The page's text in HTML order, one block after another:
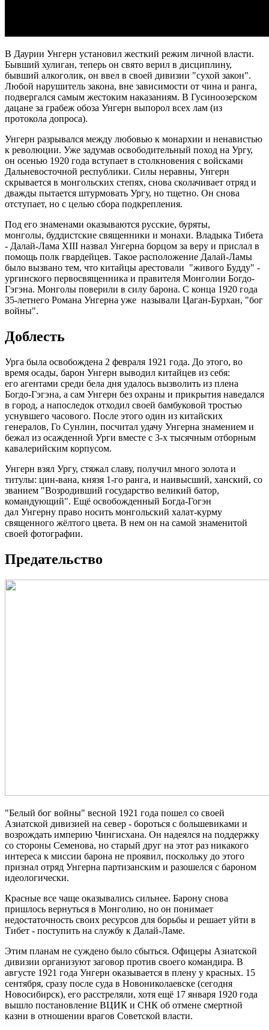
В Даурии Унгерн установил жесткий режим личной власти.
Бывший хулиган, теперь он свято верил в дисциплину,
бывший алкоголик, он ввел в своей дивизии "сухой закон".
Любой нарушитель закона, вне зависимости от чина и ранга,
подвергался самым жестоким наказаниям. В Гусиноозерском
дацане за грабеж обоза Унгерн выпорол всех лам (из
протокола допроса).
Унгерн разрывался между любовью к монархии и ненавистью
к революции. Уже задумав освободительный поход на Ургу,
он осенью 1920 года вступает в столкновения с войсками
Дальневосточной республики. Силы неравны, Унгерн
скрывается в монгольских степях, снова сколачивает отряд и
дважды пытается штурмовать Ургу, но тщетно. Он снова
отступает, но с целью сбора подкрепления.
Под его знаменами оказываются русские, буряты,
монголы, буддистские священники и монахи. Владыка Тибета
- Далай-Лама XIII назвал Унгерна борцом за веру и прислал в
помощь полк гвардейцев. Такое расположение Далай-Ламы
было вызвано тем, что китайцы арестовали "живого Будду" -
ургинского первосвященника и правителя Монголии Богдо-
Гэгэна. Монголы поверили в силу барона. С конца 1920 года
35-летнего Романа Унгерна уже называли Цаган-Бурхан, "бог
войны".
Доблесть
Урга была освобождена 2 февраля 1921 года. До этого, во
время осады, барон Унгерн выводил китайцев из себя:
его агентами среди бела дня удалось вызволить из плена
Богдо-Гэгэна, а сам Унгерн без охраны и прикрытия наведался
в город, а напоследок отходил своей бамбуковой тростью
уснувшего часового. После этого один из китайских
генералов, Го Сунлин, посчитал удачу Унгерна знамением и
бежал из осажденной Урги вместе с 3-х тысячным отборным
кавалерийским корпусом.
Унгерн взял Ургу, стяжал славу, получил много золота и
титулы: цин-вана, князя 1-го ранга, и наивысший, ханский, со
званием "Возродивший государство великий батор,
командующий". Ещё освобожденный Богда-Гогэн
дал Унгерну право носить монгольский халат-курму
священного жёлтого цвета. В нем он на самой знаменитой
своей фотографии.
Предательство
"Белый бог войны" весной 1921 года пошел со своей
Азиатской дивизией на север - бороться с большевиками и
возрождать империю Чингисхана. Он надеялся на поддержку
со стороны Семенова, но старый друг на этот раз никакого
интереса к миссии барона не проявил, поскольку до этого
признал отряд Унгерна партизанским и разошелся с бароном
идеологически.
Красные все чаще оказывались сильнее. Барону снова
пришлось вернуться в Монголию, но он понимает
недостаточность своих ресурсов для борьбы и решает уйти в
Тибет - поступить на службу к Далай-Ламе.
Этим планам не суждено было сбыться. Офицеры Азиатской
дивизии организуют заговор против своего командира. В
августе 1921 года Унгерн оказывается в плену у красных. 15
сентября, сразу после суда в Новониколаевске (сегодня
Новосибирск), его расстреляли, хотя ещё 17 января 1920 года
вышло постановление ВЦИК и СНК об отмене смертной
казни в отношении врагов Советской власти.